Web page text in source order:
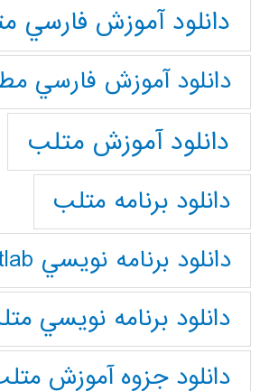
دانلود آموزش فارسي
دانلود آموزش فارسي
دانلود آموزش متلب
دانلود برنامه متلب
دانلود برنامه نويسي Matlab
دانلود برنامه نويسي
دانلود جزوه آموزش